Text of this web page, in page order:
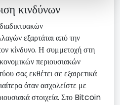
κινδύνων
εξαρτάται από την
κίνδυνο. Η συμμετοχή στη
περιουσιακών
σας εκθέτει σε εξαιρετικά
όταν ασχολείστε με
στοιχεία. Στο Bitcoin